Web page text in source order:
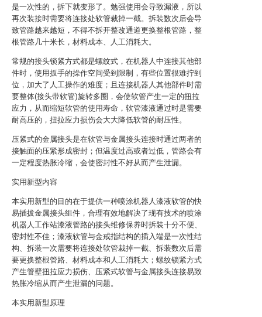
是一次性的，拆下就变形了。勉强使用会导致漏液，所以
再次装接时需要将连接处软管裁掉一截。拆装数次后会导
致管路越来越短，不得不拆开整改通道更换整根管路，整
根管路几十米长，材料成本、人工消耗大。
常规的接头锁紧方式都是螺纹式，在机器人中连接其他部
件时，使用扳手的操作空间受到限制，有些位置很难拧到
位，加大了人工操作的难度；且连接机器人其他部件时需
要整体(接头带软管)旋转多圈，会使软管产生一定的扭拉
应力，从而缩短软管的使用寿命，软管漆液通过时是需要
耐高压的，扭拉应力损伤会大大降低软管的耐压性。
压紧式的金属接头是在软管与金属接头连接时通过两者的
接触面的压紧形成密封；但温度过高或者过低，管路会有
一定程度热胀冷缩，会使密封性不好从而产生泄漏。
实用新型内容
本实用新型的目的在于提供一种喷涂机器人漆液软管的快
易插拔金属接头组件，合理有效地解决了现有技术的喷涂
机器人工作站漆液管路的接头维修保养时拆装十分不便、
密封性不佳；漆液软管与金戒指结构的插入端是一次性结
构、拆装一次需要将连接处软管裁掉一截、拆装数次后需
要更换整根管路、材料成本和人工消耗大；螺纹锁紧方式
产生管壁扭拉应力损伤、压紧式软管与金属接头连接易致
热胀冷缩从而产生泄漏的问题。
本实用新型原理